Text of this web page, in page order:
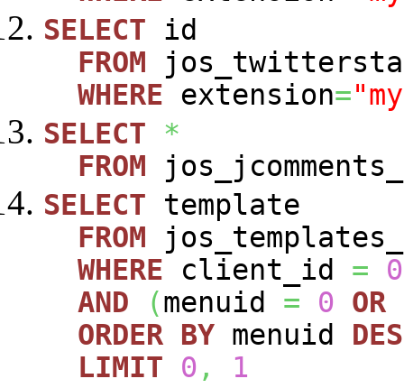
SELECT id
FROM
WHERE extension=
SELECT
*
FROM
SELECT template
FROM
WHERE client_id =
0
AND
(menuid = 0 OR
ORDER BY menuid
LIMIT
0 ,
1